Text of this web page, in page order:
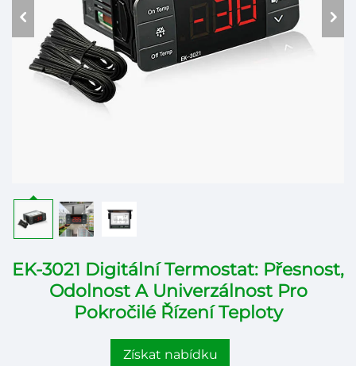
EK-3021 Digitální Termostat: Přesnost,
Odolnost A Univerzálnost Pro
Pokročilé Řízení Teploty
Získat nabídku